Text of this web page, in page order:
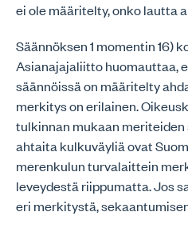
ei ole määritelty, onko lautta
Säännöksen 1 momentin 16)
Asianajajaliitto huomauttaa,
säännöissä on määritelty
merkitys on erilainen.
tulkinnan mukaan
ahtaita kulkuväyliä ovat
merenkulun turvalaittein
leveydestä riippumatta. Jos
eri merkitystä,